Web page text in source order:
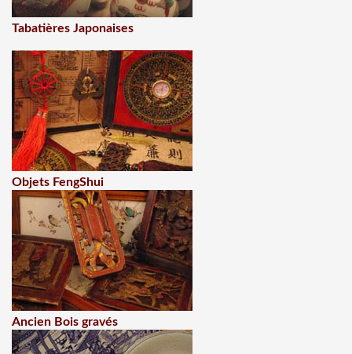
Tabatières Japonaises
Objets FengShui
Ancien Bois gravés